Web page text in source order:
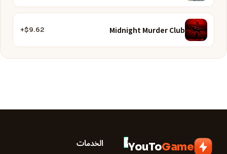
Midnight Murder Club
$9.62+
YouToGame الخدمات